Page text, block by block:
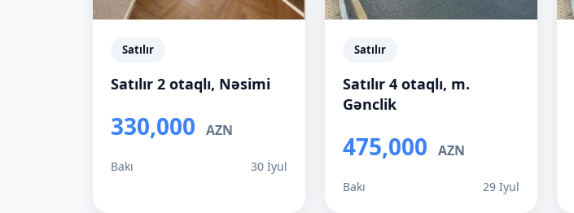
Satılır
Satılır 2 otaqlı, Nəsimi
330,000 AZN
Bakı 30 İyul
Satılır
Satılır 4 otaqlı, m.
Gənclik
475,000 AZN
Bakı 29 İyul